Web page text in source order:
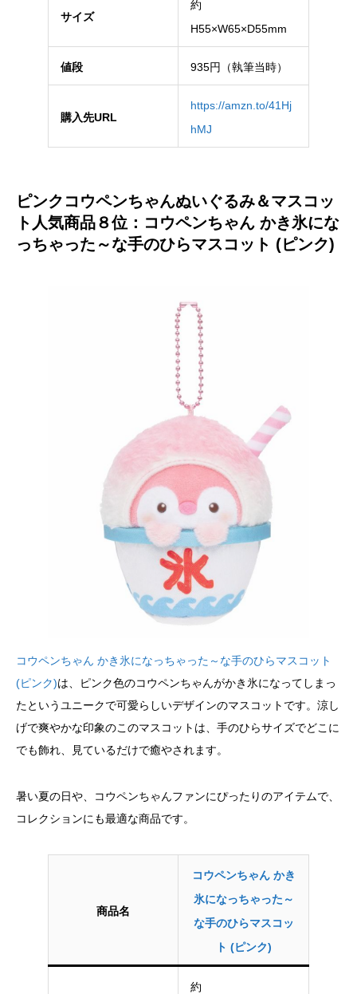
サイズ
約
H55×W65×D55mm
値段 935円（執筆当時）
購入先URL
https://amzn.to/41Hj
hMJ
ピンクコウペンちゃんぬいぐるみ＆マスコッ
ト人気商品８位：コウペンちゃん かき氷にな
っちゃった～な手のひらマスコット (ピンク)
コウペンちゃん かき氷になっちゃった～な手のひらマスコット
(ピンク)は、ピンク色のコウペンちゃんがかき氷になってしまっ
たというユニークで可愛らしいデザインのマスコットです。涼し
げで爽やかな印象のこのマスコットは、手のひらサイズでどこに
でも飾れ、見ているだけで癒やされます。
暑い夏の日や、コウペンちゃんファンにぴったりのアイテムで、
コレクションにも最適な商品です。
商品名
コウペンちゃん かき
氷になっちゃった～
な手のひらマスコッ
ト (ピンク)
約